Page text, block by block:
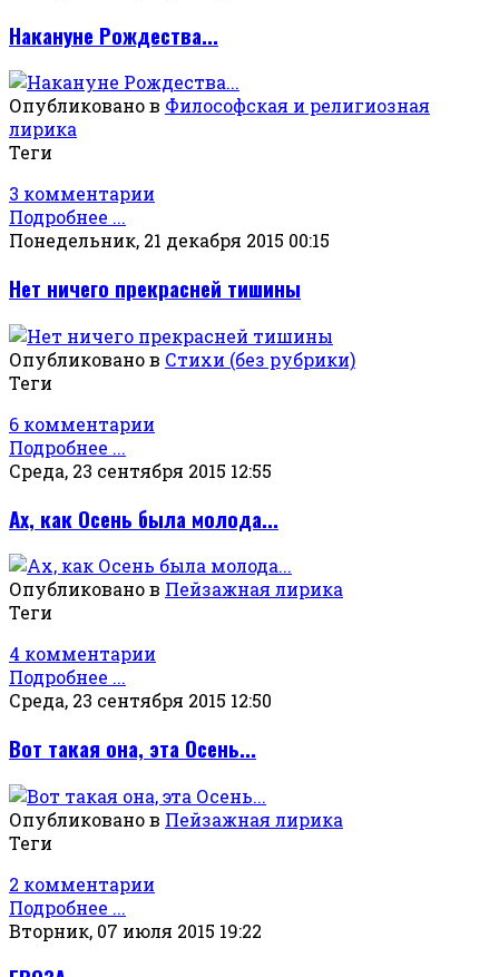
Накануне Рождества...
Опубликовано в Философская и религиозная
лирика
Теги
3 комментарии
Подробнее ...
Понедельник, 21 декабря 2015 00:15
Нет ничего прекрасней тишины
Опубликовано в Стихи (без рубрики)
Теги
6 комментарии
Подробнее ...
Среда, 23 сентября 2015 12:55
Ах, как Осень была молода...
Опубликовано в Пейзажная лирика
Теги
4 комментарии
Подробнее ...
Среда, 23 сентября 2015 12:50
Вот такая она, эта Осень...
Опубликовано в Пейзажная лирика
Теги
2 комментарии
Подробнее ...
Вторник, 07 июля 2015 19:22